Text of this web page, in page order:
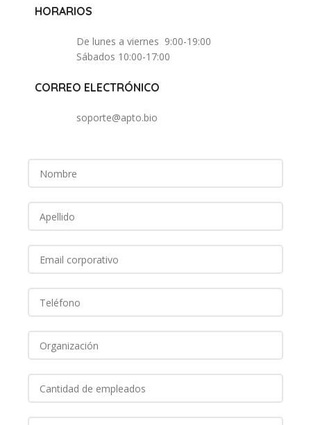
HORARIOS
De lunes a viernes 9:00-19:00
Sábados 10:00-17:00
CORREO ELECTRÓNICO
soporte@apto.bio